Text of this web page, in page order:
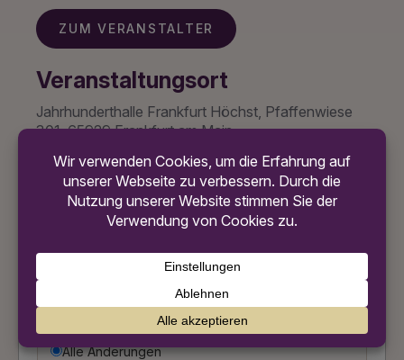
ZUM VERANSTALTER
Veranstaltungsort
Jahrhunderthalle Frankfurt Höchst, Pfaffenwiese
301, 65929 Frankfurt am Main
Updates abonnieren
zu diesem Event ändern.
Alle Änderungen